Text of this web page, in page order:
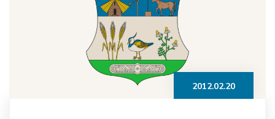
2012.02.20